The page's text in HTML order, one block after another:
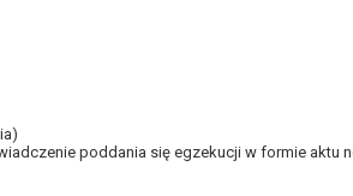
poddania się egzekucji w formie aktu